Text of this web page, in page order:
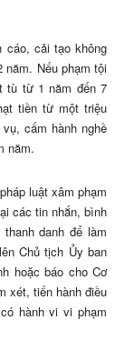
cáo, cải tạo không
năm. Nếu phạm tội
tù từ 1 năm đến 7
tiền từ một triệu
cấm hành nghề
năm.
luật xâm phạm
các tin nhắn, bình
danh để làm
Chủ tịch Ủy ban
hoặc báo cho Cơ
xét, tiến hành điều
hành vi vi phạm